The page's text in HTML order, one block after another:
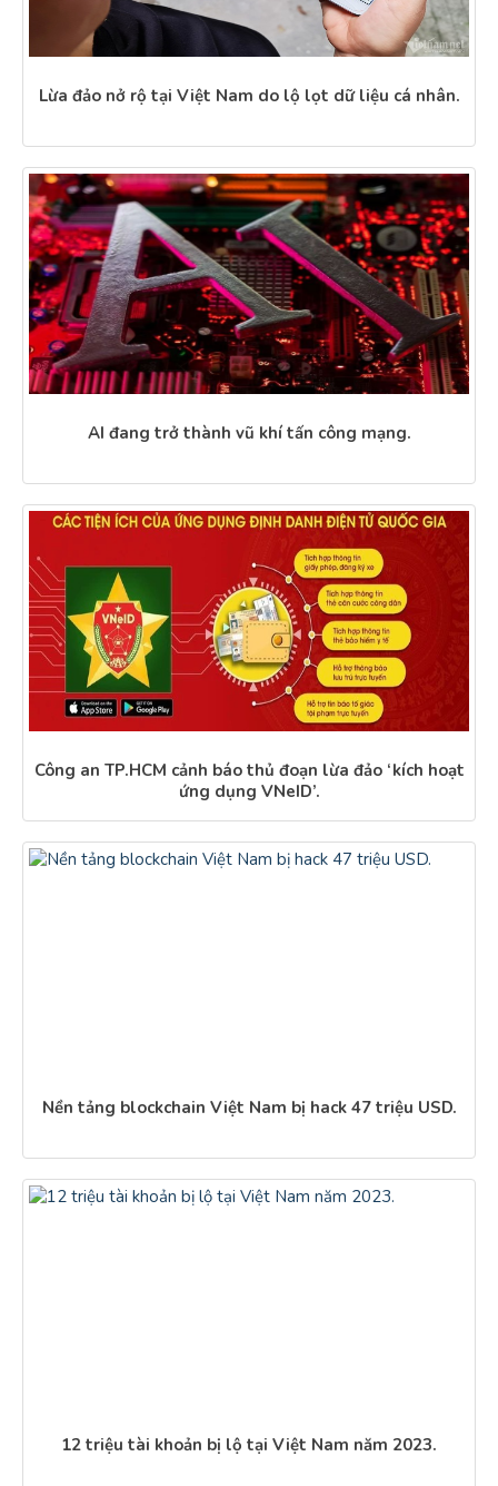
Lừa đảo nở rộ tại Việt Nam do lộ lọt dữ liệu cá nhân.
AI đang trở thành vũ khí tấn công mạng.
Công an TP.HCM cảnh báo thủ đoạn lừa đảo ‘kích hoạt
ứng dụng VNeID’.
Nền tảng blockchain Việt Nam bị hack 47 triệu USD.
12 triệu tài khoản bị lộ tại Việt Nam năm 2023.